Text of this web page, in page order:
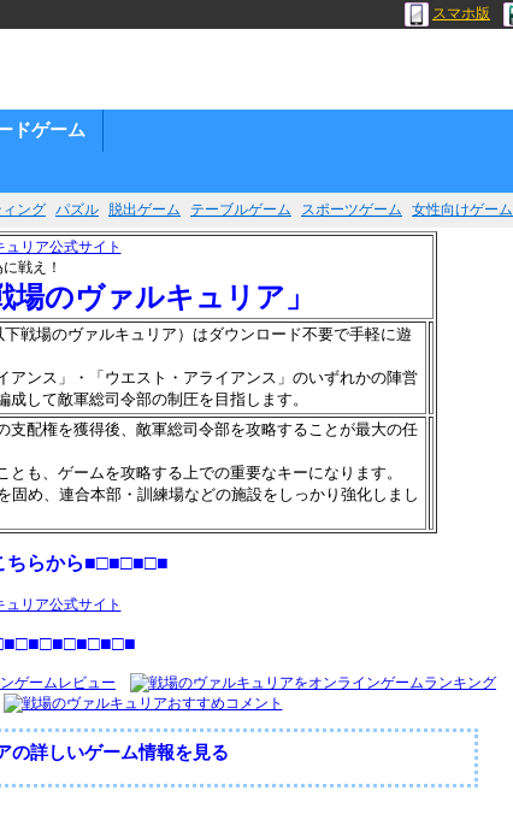
スマホ版
ドゲーム
ング パズル 脱出ゲーム テーブルゲーム スポーツゲーム 女性向けゲーム
戦え！
のヴァルキュリア」
戦場のヴァルキュリア）はダウンロード不要で手軽に遊
アンス」・「ウエスト・アライアンス」のいずれかの陣営
して敵軍総司令部の制圧を目指します。
支配権を獲得後、敵軍総司令部を攻略することが最大の任
とも、ゲームを攻略する上での重要なキーになります。
固め、連合本部・訓練場などの施設をしっかり強化しまし
ちらから■□■□■□■
の詳しいゲーム情報を見る